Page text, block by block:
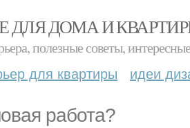
ДЛЯ ДОМА И
полезные советы,
для квартиры идеи
работа?